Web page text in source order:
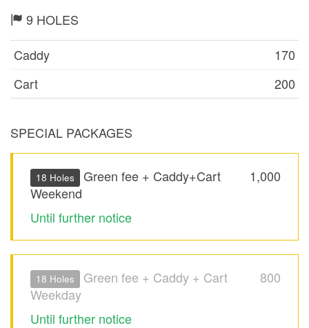
9 HOLES
Caddy
170
Cart
200
SPECIAL PACKAGES
1,000
18 Holes
Green fee + Caddy+Cart
Weekend
Until further notice
800
18 Holes
Green fee + Caddy + Cart
Weekday
Until further notice